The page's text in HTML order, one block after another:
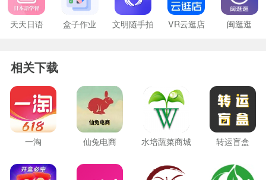
天天日语 盒子作业 文明随手拍 VR云逛店 闽逛逛
相关下载
一淘 仙兔电商 水培蔬菜商城 转运盲盒